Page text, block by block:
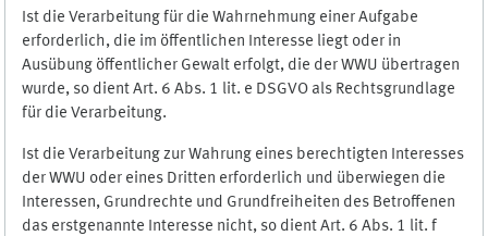
Ist die Verarbeitung für die Wahrnehmung einer Aufgabe
erforderlich, die im öffentlichen Interesse liegt oder in
Ausübung öffentlicher Gewalt erfolgt, die der WWU übertragen
wurde, so dient Art. 6 Abs. 1 lit. e DSGVO als Rechtsgrundlage
für die Verarbeitung.
Ist die Verarbeitung zur Wahrung eines berechtigten Interesses
der WWU oder eines Dritten erforderlich und überwiegen die
Interessen, Grundrechte und Grundfreiheiten des Betroffenen
das erstgenannte Interesse nicht, so dient Art. 6 Abs. 1 lit. f